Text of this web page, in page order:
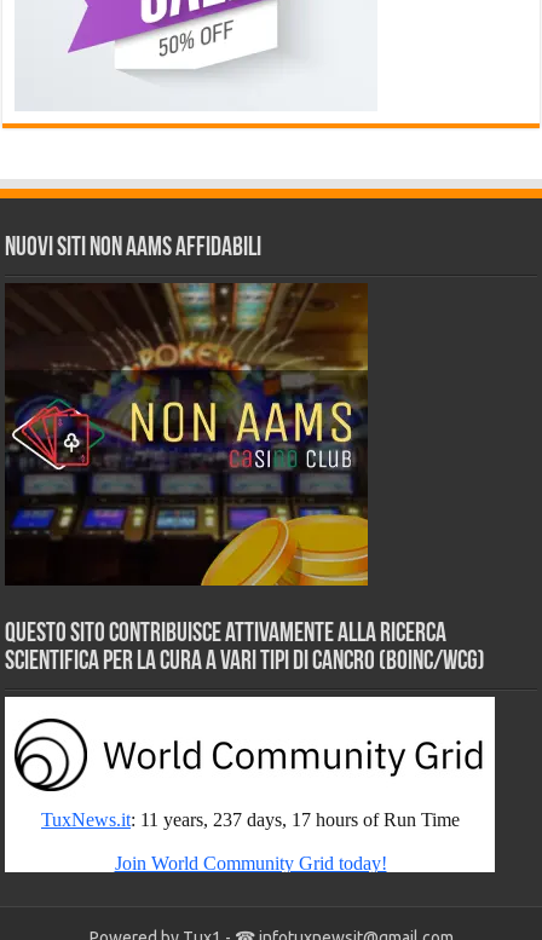
Nuovi siti non AAMS affidabili
Questo sito contribuisce attivamente alla ricerca
scientifica per la cura a vari tipi di Cancro (BOINC/WCG)